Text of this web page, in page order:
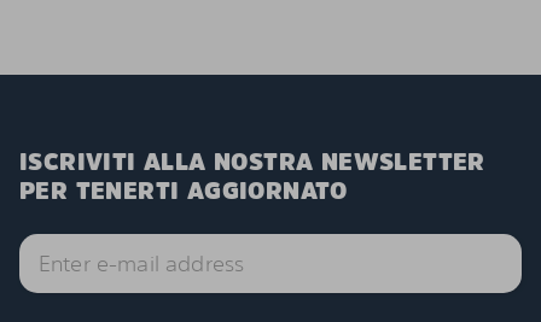
ISCRIVITI ALLA NOSTRA NEWSLETTER
PER TENERTI AGGIORNATO